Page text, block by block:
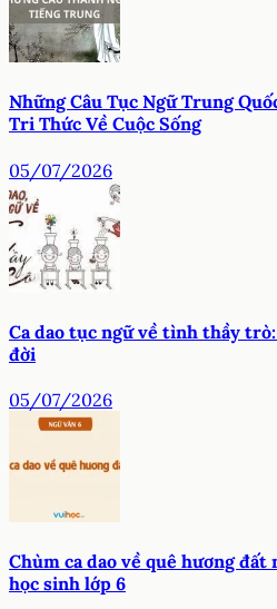
Những Câu Tục Ngữ Trung
Tri Thức Về Cuộc Sống
05/07/2026
Ca dao tục ngữ về tình thầy
đời
05/07/2026
Chùm ca dao về quê hương đất
học sinh lớp 6